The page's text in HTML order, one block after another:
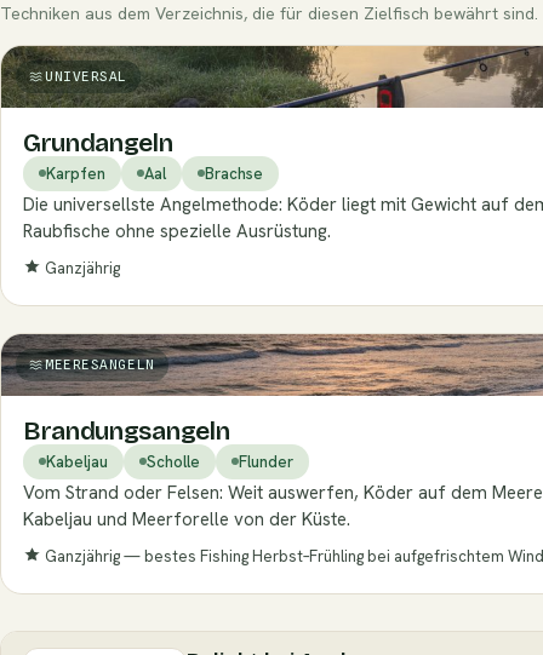
Techniken aus dem Verzeichnis, die für diesen Zielfisch bewährt sind.
UNIVERSAL
Grundangeln
Karpfen Aal Brachse
Die universellste Angelmethode: Köder liegt mit Gewicht auf
Raubfische ohne spezielle Ausrüstung.
Ganzjährig
MEERESANGELN
Brandungsangeln
Kabeljau Scholle Flunder
Vom Strand oder Felsen: Weit auswerfen, Köder auf dem
Kabeljau und Meerforelle von der Küste.
Ganzjährig — bestes Fishing Herbst–Frühling bei aufgefrischtem